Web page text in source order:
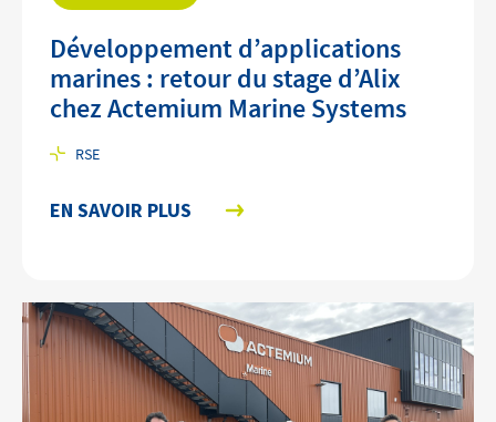
RSE
Développement d’applications
marines : retour du stage d’Alix
chez Actemium Marine Systems
EN SAVOIR PLUS